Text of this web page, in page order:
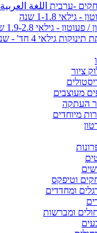
-ערבית اللغة العربية
1-1.8 שנה
- גילאי 1.9-2.8 שנה
גילאי 4 חד' - שנה
ציור
מעוצבים
העתקה
מיוחדים
וטיפקס
ומחדדים
ומברשות